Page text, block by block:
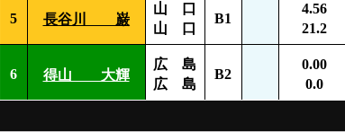
5 長谷川 巌
山 口
山 口
B1
4.56
21.2
6 得山 大輝
広 島
広 島
B2
0.00
0.0